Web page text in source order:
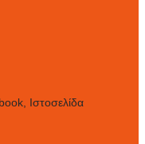
Ιστοσελίδα